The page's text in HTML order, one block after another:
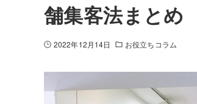
舗集客法まとめ
2022年12月14日 お役立ちコラム